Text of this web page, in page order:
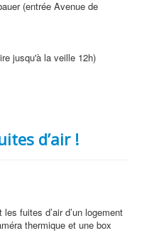
(entrée Avenue de
jusqu'à la veille 12h)
d’air !
les fuites d’air d’un logement
thermique et une box